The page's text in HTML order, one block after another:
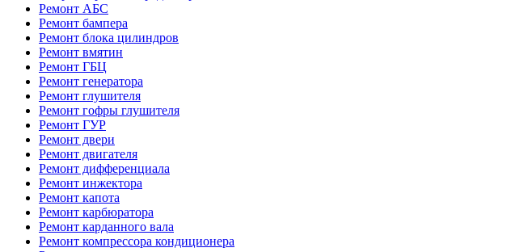
Ремонт АБС
Ремонт бампера
Ремонт блока цилиндров
Ремонт вмятин
Ремонт ГБЦ
Ремонт генератора
Ремонт глушителя
Ремонт гофры глушителя
Ремонт ГУР
Ремонт двери
Ремонт двигателя
Ремонт дифференциала
Ремонт инжектора
Ремонт капота
Ремонт карбюратора
Ремонт карданного вала
Ремонт компрессора кондиционера